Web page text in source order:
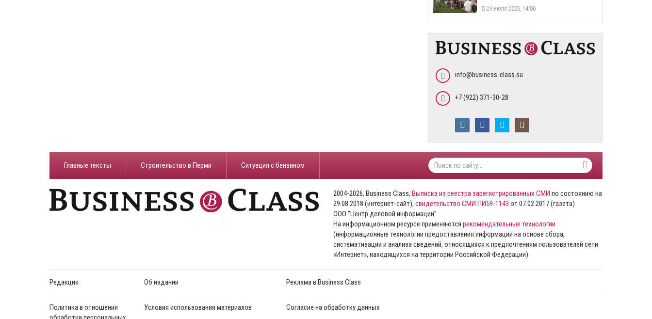
29 июля 2026, 14:00
info@business-class.su
+7 (922) 371-30-28
Главные тексты Строительство в Перми ​Ситуация с бензином
2004-2026, Business Class, Выписка из реестра зарегистрированных СМИ по состоянию на
29.08.2018 (интернет-сайт), свидетельство СМИ ПИ59-1143 от 07.02.2017 (газета)
ООО “Центр деловой информации”
На информационном ресурсе применяются рекомендательные технологии
(информационные технологии предоставления информации на основе сбора,
систематизации и анализа сведений, относящихся к предпочтениям пользователей сети
«Интернет», находящихся на территории Российской Федерации).
Редакция Об издании Реклама в Business Class
Политика в отношении
Условия использования материалов Согласие на обработку данных